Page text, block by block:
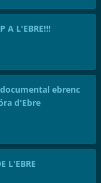
A L'EBRE!!!
ebrenc
d'Ebre
L'EBRE